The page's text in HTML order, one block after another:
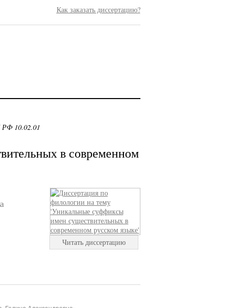
Как заказать диссертацию?
РФ 10.02.01
в современном
Читать диссертацию